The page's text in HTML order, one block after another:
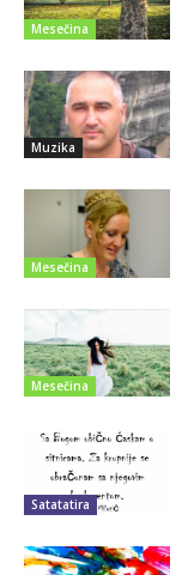
Mesečina
Muzika
Mesečina
Mesečina
Satatatira